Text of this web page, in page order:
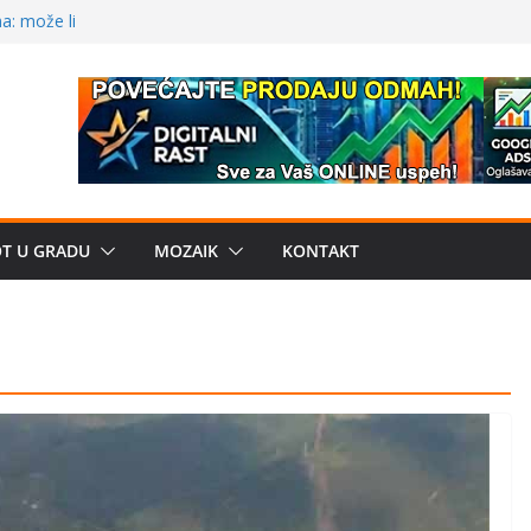
mira dočekao
projekat: Gde
i sekularne
– električni
U GRADU MOZAIK KONTAKT